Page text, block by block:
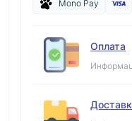
Mono Pay
Оплата